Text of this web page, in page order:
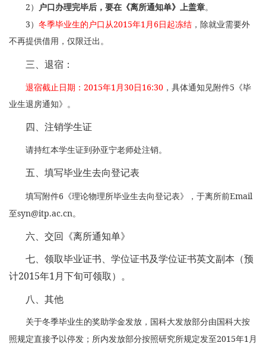
2 ） 户口办理完毕后，要在《离所通知单》上盖章。
3 ） 冬季毕业生的户口从2015年1 月 6 日起冻结 ，除就业需要外
不再提供借用，仅限迁出。
三、退宿：
退宿截止日期： 2015年1 月 30 日 16:30 ，具体通知见附件5 《毕
业生退房通知》。
四、注销学生证
请持红本学生证到孙亚宁老师处注销。
五、填写毕业生去向登记表
填写附件6 《理论物理所毕业生去向登记表》，于离所前Email
至syn@itp.ac.cn 。
六、交回《离所通知单》
七、领取毕业证书、学位证书及学位证书英文副本（预
计2015年1 月下旬可领取）。
八、其他
关于冬季毕业生的奖助学金发放，国科大发放部分由国科大按
照规定直接予以停发；所内发放部分按照研究所规定发至2015年1 月